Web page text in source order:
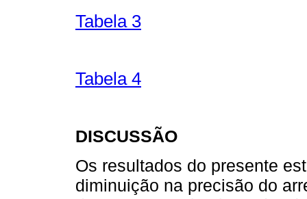
Tabela 3
Tabela 4
DISCUSSÃO
Os resultados do presente
diminuição na precisão do